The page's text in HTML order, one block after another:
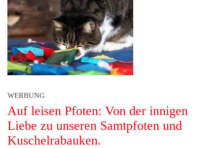
WERBUNG
Auf leisen Pfoten: Von der innigen
Liebe zu unseren Samtpfoten und
Kuschelrabauken.